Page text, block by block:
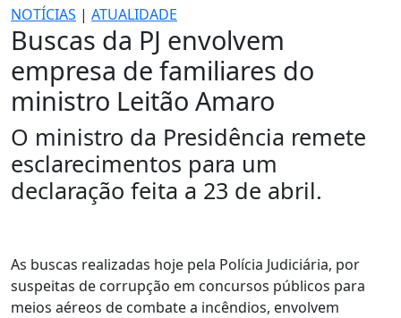
NOTÍCIAS | ATUALIDADE
Buscas da PJ envolvem
empresa de familiares do
ministro Leitão Amaro
O ministro da Presidência remete
esclarecimentos para um
declaração feita a 23 de abril.
As buscas realizadas hoje pela Polícia Judiciária, por
suspeitas de corrupção em concursos públicos para
meios aéreos de combate a incêndios, envolvem